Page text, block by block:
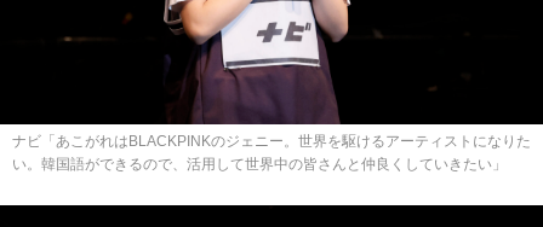
ナビ「あこがれはBLACKPINKのジェニー。世界を駆けるアーティストになりた
い。韓国語ができるので、活用して世界中の皆さんと仲良くしていきたい」